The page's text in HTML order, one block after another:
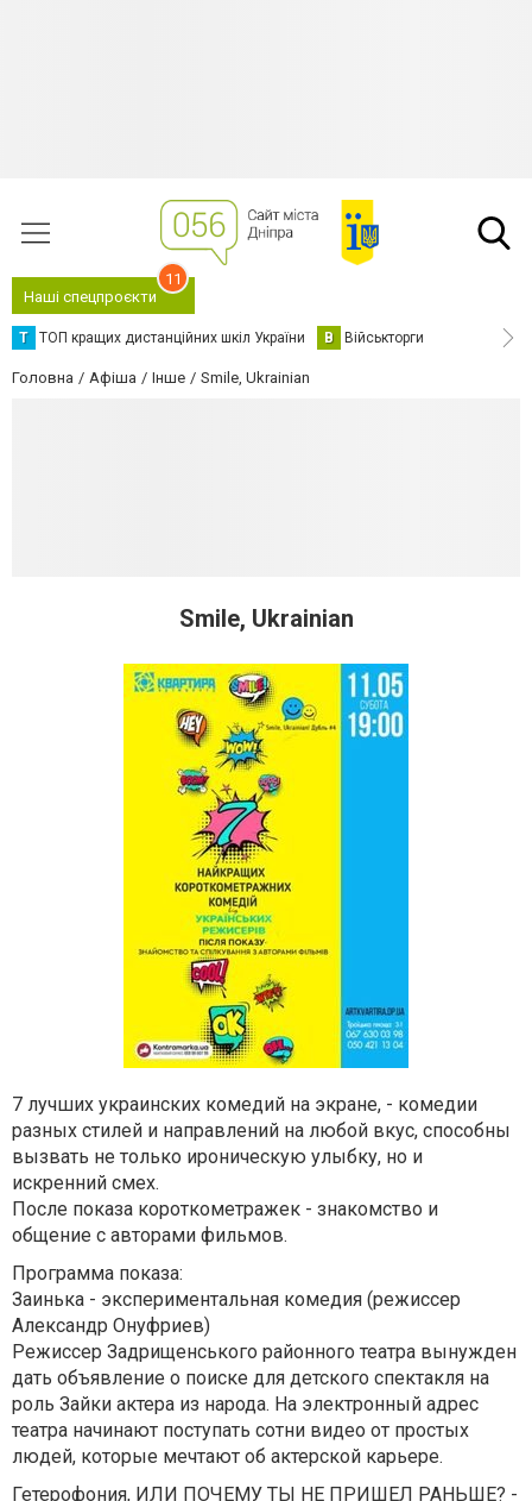
Наші спецпроєкти
11
Т ТОП кращих дистанційних шкіл України В Військторги
Головна Афіша Інше Smile, Ukrainian
Smile, Ukrainian
7 лучших украинских комедий на экране, - комедии
разных стилей и направлений на любой вкус, способны
вызвать не только ироническую улыбку, но и
искренний смех.
После показа короткометражек - знакомство и
общение с авторами фильмов.
Программа показа:
Заинька - экспериментальная комедия (режиссер
Александр Онуфриев)
Режиссер Задрищенського районного театра вынужден
дать объявление о поиске для детского спектакля на
роль Зайки актера из народа. На электронный адрес
театра начинают поступать сотни видео от простых
людей, которые мечтают об актерской карьере.
Гетерофония, ИЛИ ПОЧЕМУ ТЫ НЕ ПРИШЕЛ РАНЬШЕ? -